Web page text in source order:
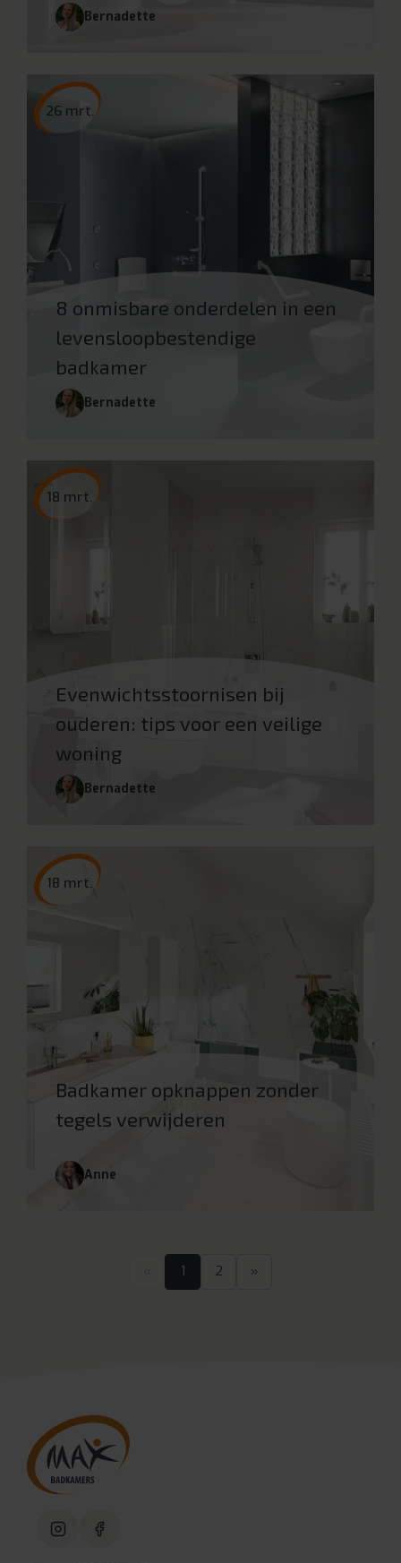
Bernadette
26 mrt.
8 onmisbare onderdelen in een
levensloopbestendige
badkamer
Bernadette
18 mrt.
Evenwichtsstoornisen bij
ouderen: tips voor een veilige
woning
Bernadette
18 mrt.
Badkamer opknappen zonder
tegels verwijderen
Anne
1 2 »